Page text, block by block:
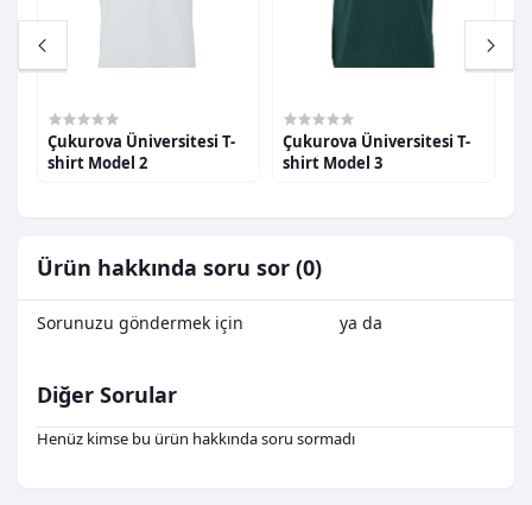
Çukurova Üniversitesi T-
shirt Model 2
Çukurova Üniversitesi T-
shirt Model 3
Ürün hakkında soru sor (0)
Sorunuzu göndermek için ya da
Diğer Sorular
Henüz kimse bu ürün hakkında soru sormadı